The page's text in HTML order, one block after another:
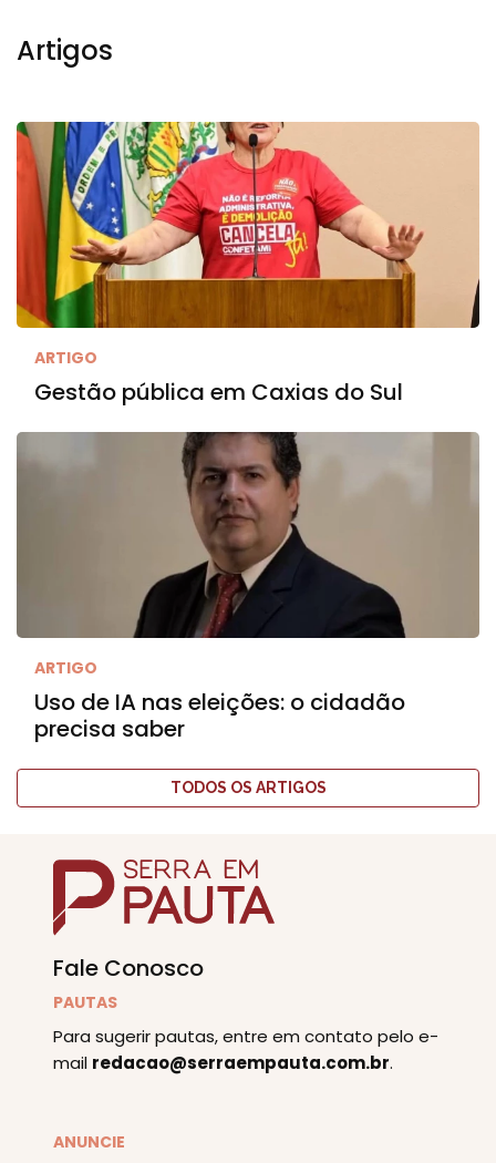
Artigos
ARTIGO
Gestão pública em Caxias do Sul
ARTIGO
Uso de IA nas eleições: o cidadão
precisa saber
TODOS OS ARTIGOS
Fale Conosco
PAUTAS
Para sugerir pautas, entre em contato pelo e-
mail redacao@serraempauta.com.br.
ANUNCIE